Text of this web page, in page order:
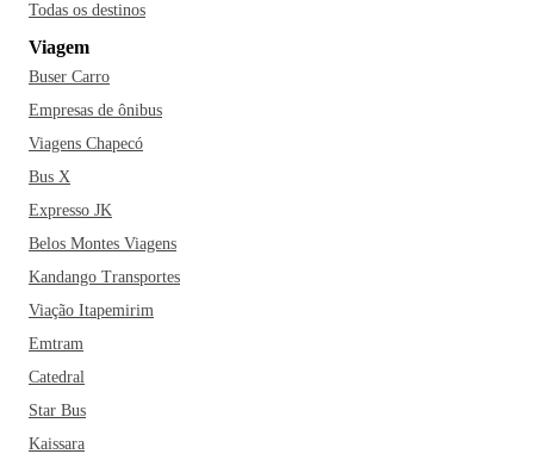
Todas os destinos
Viagem
Buser Carro
Empresas de ônibus
Viagens Chapecó
Bus X
Expresso JK
Belos Montes Viagens
Kandango Transportes
Viação Itapemirim
Emtram
Catedral
Star Bus
Kaissara